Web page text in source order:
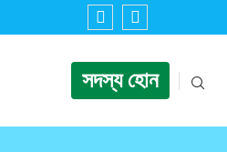
সদস্য হোন